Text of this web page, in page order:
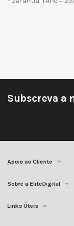
Subscreva a
Apoio ao Cliente
Sobre a EliteDigital
Links Úteis